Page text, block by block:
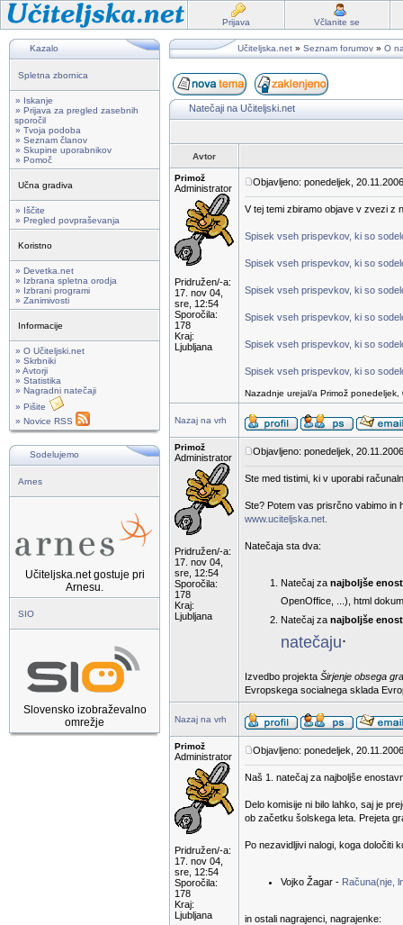
Prijava Včlanite se
Kazalo
Spletna zbornica
» Iskanje
» Prijava za pregled zasebnih
sporočil
» Tvoja podoba
» Seznam članov
» Skupine uporabnikov
» Pomoč
Učna gradiva
» Iščite
» Pregled povpraševanja
Koristno
» Devetka.net
» Izbrana spletna orodja
» Izbrani programi
» Zanimivosti
Informacije
» O Učiteljski.net
» Skrbniki
» Avtorji
» Statistika
» Nagradni natečaji
» Pišite
» Novice RSS
Sodelujemo
Arnes
Učiteljska.net gostuje pri
Arnesu.
SIO
Slovensko izobraževalno
omrežje
Učiteljska.net » Seznam forumov » O
Natečaji na Učiteljski.net
Avtor
Primož
Administrator
Pridružen/-a:
17. nov 04,
sre, 12:54
Sporočila:
178
Kraj:
Ljubljana
Objavljeno: ponedeljek,
V tej temi zbiramo objave v zvezi z
Spisek vseh prispevkov, ki so
Spisek vseh prispevkov, ki so
Spisek vseh prispevkov, ki so
Spisek vseh prispevkov, ki so
Spisek vseh prispevkov, ki so
Spisek vseh prispevkov, ki so
Nazadnje urejal/a Primož
Nazaj na vrh
Primož
Administrator
Pridružen/-a:
17. nov 04,
sre, 12:54
Sporočila:
178
Kraj:
Ljubljana
Objavljeno: ponedeljek,
Ste med tistimi, ki v uporabi
Ste? Potem vas prisrčno vabimo in
www.uciteljska.net.
Natečaja sta dva:
Natečaj za najboljše
OpenOffice, ...), html
Natečaj za najboljše
natečaju.
Izvedbo projekta Širjenje obsega
Evropskega socialnega sklada
Nazaj na vrh
Primož
Administrator
Pridružen/-a:
17. nov 04,
sre, 12:54
Sporočila:
178
Kraj:
Ljubljana
Objavljeno: ponedeljek,
Naš 1. natečaj za najboljše
Delo komisije ni bilo lahko, saj je
ob začetku šolskega leta. Prejeta
Po nezavidljivi nalogi, koga določiti
Vojko Žagar - Računa(nje,
in ostali nagrajenci, nagrajenke: